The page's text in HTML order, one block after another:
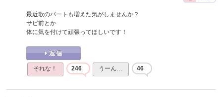
最近歌のパートも増えた気がしませんか？
サビ前とか
体に気を付けて頑張ってほしいです！
それな！ 246 うーん… 46